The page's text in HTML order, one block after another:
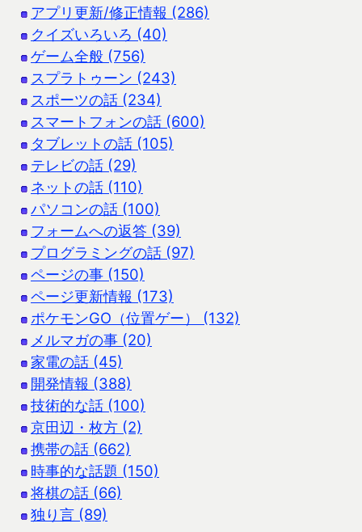
アプリ更新/修正情報 (286)
クイズいろいろ (40)
ゲーム全般 (756)
スプラトゥーン (243)
スポーツの話 (234)
スマートフォンの話 (600)
タブレットの話 (105)
テレビの話 (29)
ネットの話 (110)
パソコンの話 (100)
フォームへの返答 (39)
プログラミングの話 (97)
ページの事 (150)
ページ更新情報 (173)
ポケモンGO（位置ゲー） (132)
メルマガの事 (20)
家電の話 (45)
開発情報 (388)
技術的な話 (100)
京田辺・枚方 (2)
携帯の話 (662)
時事的な話題 (150)
将棋の話 (66)
独り言 (89)